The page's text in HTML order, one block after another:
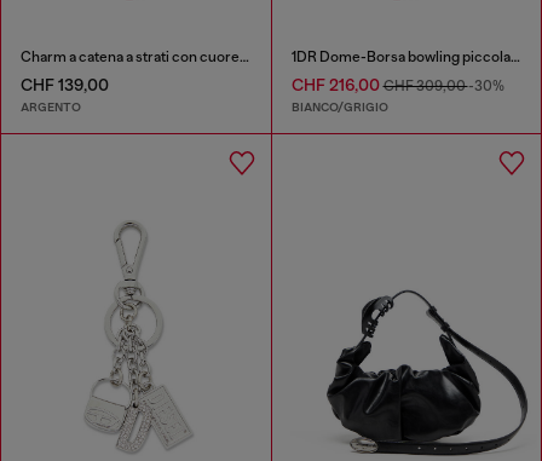
Charm a catena a strati con cuore e pendente Diesel
CHF 139,00
ARGENTO
1DR Dome-Borsa bowling piccola in tessuto Lurex
CHF 216,00CHF 309,00-30%
BIANCO/GRIGIO